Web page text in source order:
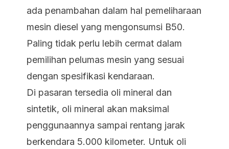
ada penambahan dalam hal pemeliharaan
mesin diesel yang mengonsumsi B50.
Paling tidak perlu lebih cermat dalam
pemilihan pelumas mesin yang sesuai
dengan spesifikasi kendaraan.
Di pasaran tersedia oli mineral dan
sintetik, oli mineral akan maksimal
penggunaannya sampai rentang jarak
berkendara 5.000 kilometer. Untuk oli